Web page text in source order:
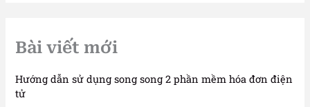
Bài viết mới
Hướng dẫn sử dụng song song 2 phần mềm hóa đơn điện
tử